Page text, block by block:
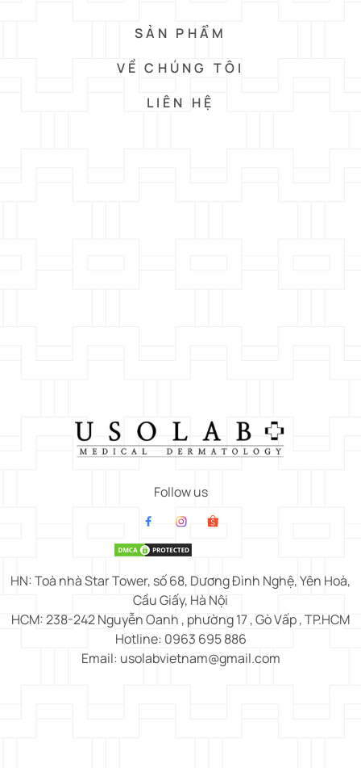
SẢN PHẨM
VỀ CHÚNG TÔI
LIÊN HỆ
Follow us
HN: Toà nhà Star Tower, số 68, Dương Đình Nghệ, Yên Hoà,
Cầu Giấy, Hà Nội
HCM: 238-242 Nguyễn Oanh , phường 17 , Gò Vấp , TP.HCM
Hotline: 0963 695 886
Email: usolabvietnam@gmail.com